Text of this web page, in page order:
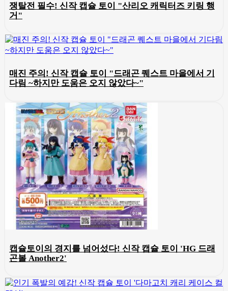
쟁탈전 필수! 신작 캡슐 토이 "산리오 캐릭터즈 키링 행
거"
매진 주의! 신작 캡슐 토이 "드래곤 퀘스트 마을에서 기
다림 ~하지만 도움은 오지 않았다~"
캡슐토이의 경지를 넘어섰다! 신작 캡슐 토이 'HG 드래
곤볼 Another2'